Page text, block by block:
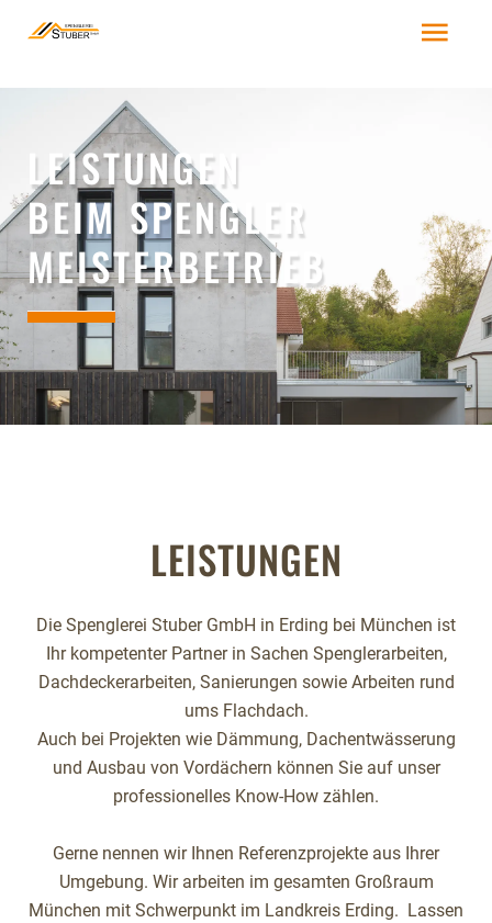
LEISTUNGEN
BEIM SPENGLER
MEISTERBETRIEB
LEISTUNGEN
Die Spenglerei Stuber GmbH in Erding bei München ist
Ihr kompetenter Partner in Sachen Spenglerarbeiten,
Dachdeckerarbeiten, Sanierungen sowie Arbeiten rund
ums Flachdach.
Auch bei Projekten wie Dämmung, Dachentwässerung
und Ausbau von Vordächern können Sie auf unser
professionelles Know-How zählen.
Gerne nennen wir Ihnen Referenzprojekte aus Ihrer
Umgebung. Wir arbeiten im gesamten Großraum
München mit Schwerpunkt im Landkreis Erding. Lassen